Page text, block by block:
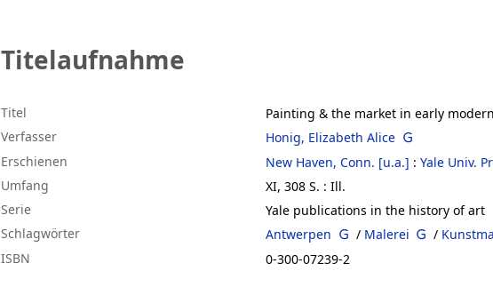
Titelaufnahme
Titel Painting & the market in early
Verfasser
Honig, Elizabeth Alice
Erschienen
New Haven, Conn. [u.a.] : Yale Univ.
Umfang
XI, 308 S. : Ill.
Serie
Yale publications in the history of art
Schlagwörter
Antwerpen / Malerei /
ISBN
0-300-07239-2